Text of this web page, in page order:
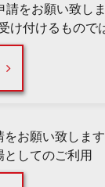
請をお願い致し
け付けるもので
お願い致しま
としてのご利用